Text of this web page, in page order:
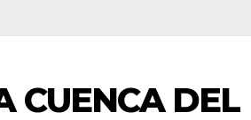
CUENCA DEL